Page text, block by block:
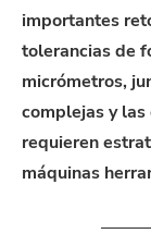
importantes
tolerancias de
micrómetros,
complejas y
requieren
máquinas